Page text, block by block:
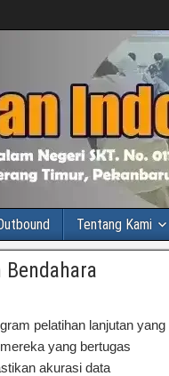
Tentang Kami
pelatihan lanjutan yang
yang bertugas
akurasi data